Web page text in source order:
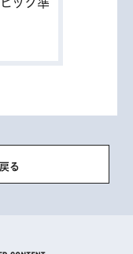
ック準
る